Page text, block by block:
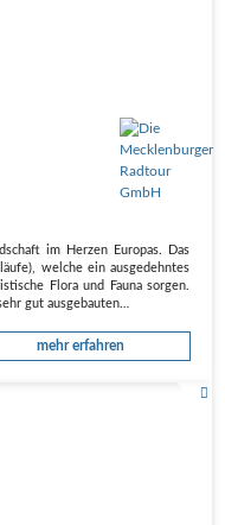
im Herzen Europas. Das
welche ein ausgedehntes
Flora und Fauna sorgen.
gut ausgebauten…
mehr erfahren